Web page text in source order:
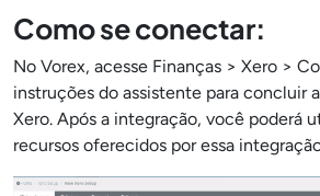
Como se conectar:
No Vorex, acesse Finanças > Xero >
instruções do assistente para concluir
Xero. Após a integração, você poderá
recursos oferecidos por essa